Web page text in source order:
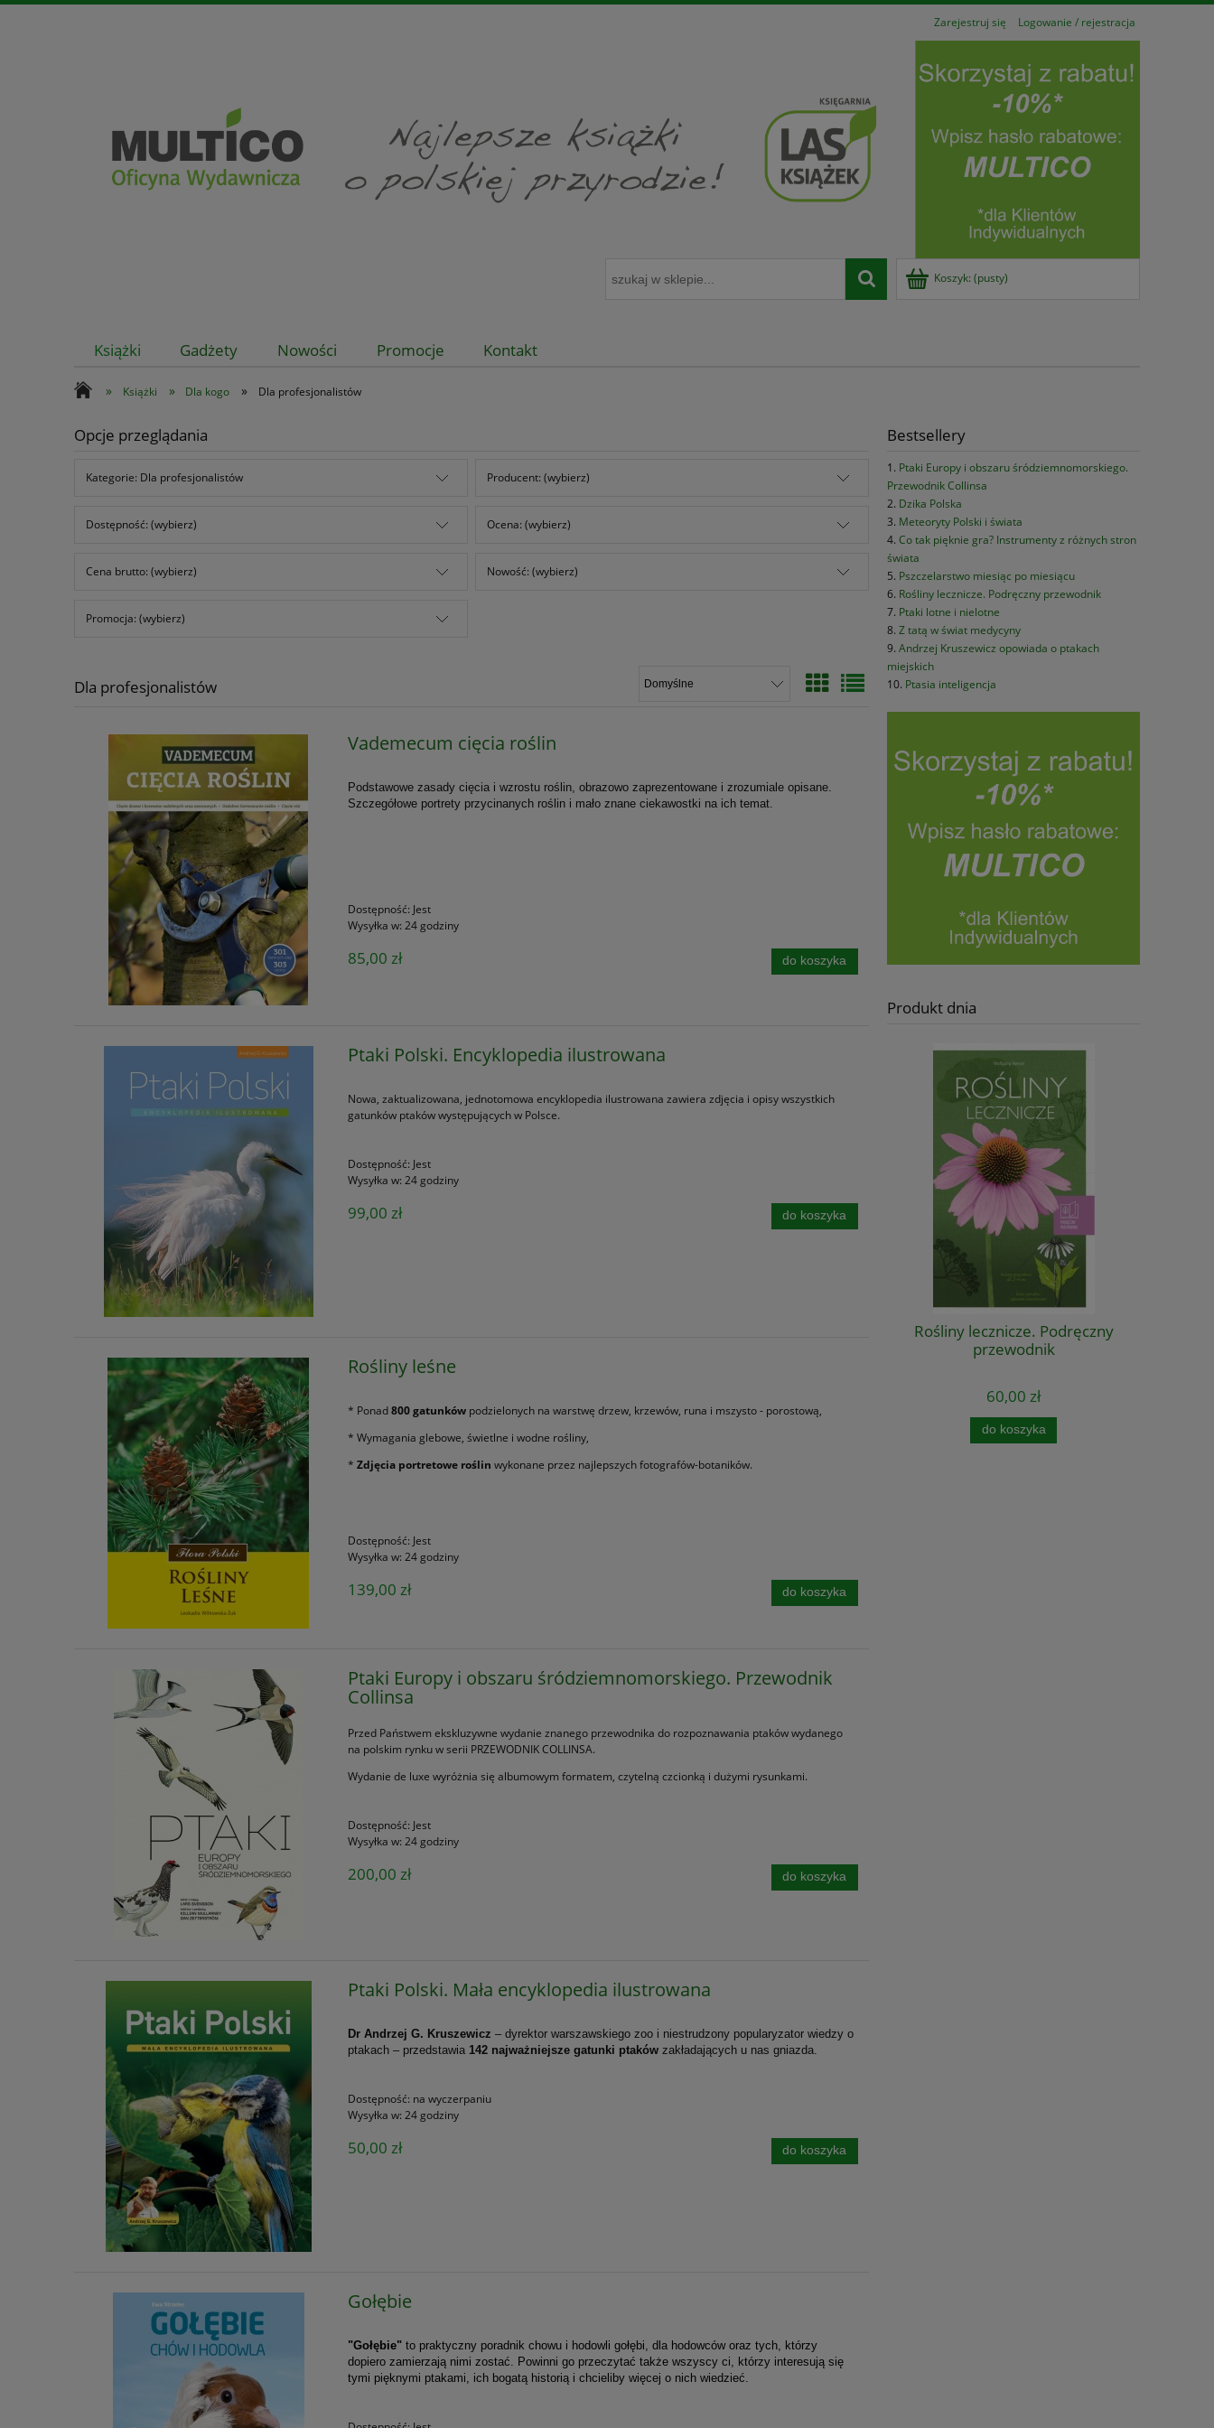
Zarejestruj się Logowanie / rejestracja
Koszyk: (pusty)
Książki Gadżety Nowości Promocje Kontakt
» Książki » Dla kogo » Dla profesjonalistów
Opcje przeglądania
Kategorie: Dla profesjonalistów Producent: (wybierz)
Dostępność: (wybierz) Ocena: (wybierz)
Cena brutto: (wybierz) Nowość: (wybierz)
Promocja: (wybierz)
Dla profesjonalistów
Vademecum cięcia roślin
Podstawowe zasady cięcia i wzrostu roślin, obrazowo zaprezentowane i zrozumiale opisane.
Szczegółowe portrety przycinanych roślin i mało znane ciekawostki na ich temat.
Dostępność: Jest
Wysyłka w: 24 godziny
85,00 zł do koszyka
Ptaki Polski. Encyklopedia ilustrowana
Nowa, zaktualizowana, jednotomowa encyklopedia ilustrowana zawiera zdjęcia i opisy wszystkich
gatunków ptaków występujących w Polsce.
Dostępność: Jest
Wysyłka w: 24 godziny
99,00 zł do koszyka
Rośliny leśne
* Ponad800 gatunków podzielonych na warstwę drzew, krzewów, runa i mszysto - porostową,
* Wymagania glebowe, świetlne i wodne rośliny,
*Zdjęcia portretowe roślin wykonane przez najlepszych fotografów-botaników.
Dostępność: Jest
Wysyłka w: 24 godziny
139,00 zł do koszyka
Ptaki Europy i obszaru śródziemnomorskiego. Przewodnik
Collinsa
Przed Państwem ekskluzywne wydanie znanego przewodnika do rozpoznawania ptaków wydanego
na polskim rynku w serii PRZEWODNIK COLLINSA.
Wydanie de luxe wyróżnia się albumowym formatem, czytelną czcionką i dużymi rysunkami.
Dostępność: Jest
Wysyłka w: 24 godziny
200,00 zł do koszyka
Ptaki Polski. Mała encyklopedia ilustrowana
Dr Andrzej G. Kruszewicz – dyrektor warszawskiego zoo i niestrudzony popularyzator wiedzy o
ptakach – przedstawia 142 najważniejsze gatunki ptaków zakładających u nas gniazda.
Dostępność: na wyczerpaniu
Wysyłka w: 24 godziny
50,00 zł do koszyka
Gołębie
"Gołębie" to praktyczny poradnik chowu i hodowli gołębi, dla hodowców oraz tych, którzy
dopiero zamierzają nimi zostać. Powinni go przeczytać także wszyscy ci, którzy interesują się
tymi pięknymi ptakami, ich bogatą historią i chcieliby więcej o nich wiedzieć.
Bestsellery
Ptaki Europy i obszaru śródziemnomorskiego.
Przewodnik Collinsa
Dzika Polska
Meteoryty Polski i świata
Co tak pięknie gra? Instrumenty z różnych stron
świata
Pszczelarstwo miesiąc po miesiącu
Rośliny lecznicze. Podręczny przewodnik
Ptaki lotne i nielotne
Z tatą w świat medycyny
Andrzej Kruszewicz opowiada o ptakach
miejskich
Ptasia inteligencja
Produkt dnia
Rośliny lecznicze. Podręczny
przewodnik
60,00 zł
do koszyka